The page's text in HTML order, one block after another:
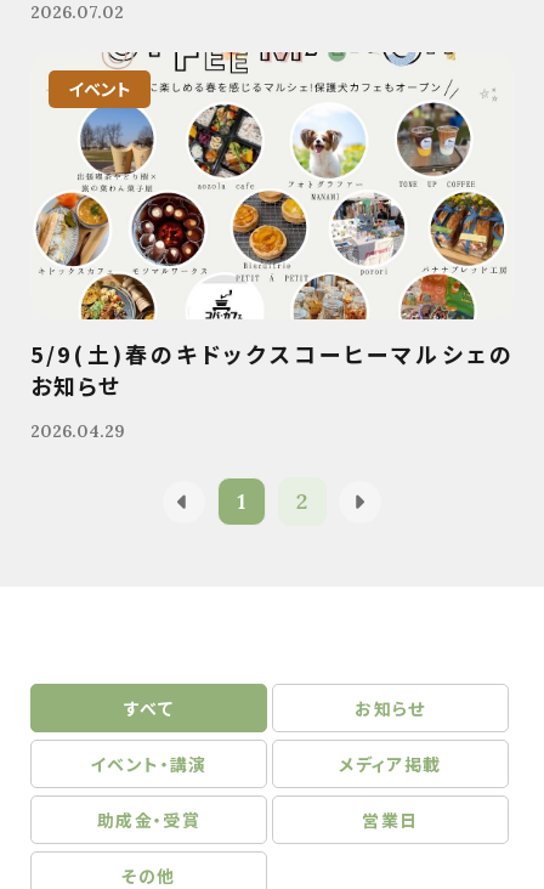
2026.07.02
イベント
5/9(土)春のキドックスコーヒーマルシェの
お知らせ
2026.04.29
1 2
すべて お知らせ
イベント・講演 メディア掲載
助成金・受賞 営業日
その他